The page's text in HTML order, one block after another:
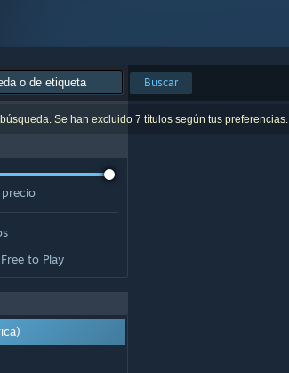
Buscar
Se han excluido 7 títulos según tus preferencias.
to Play